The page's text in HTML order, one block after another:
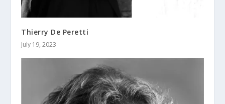
Thierry De Peretti
July 19, 2023